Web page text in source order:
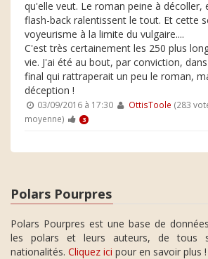
qu'elle veut. Le roman peine à décoller,
flash-back ralentissent le tout. Et cette
voyeurisme à la limite du vulgaire....
C'est très certainement les 250 plus
vie. J'ai été au bout, par conviction,
final qui rattraperait un peu le roman,
déception !
03/09/2016 à 17:30 OttisToole (283
moyenne)
3
Polars Pourpres
Polars Pourpres est une base de
les polars et leurs auteurs, de tous
nationalités. Cliquez ici pour en savoir plus !